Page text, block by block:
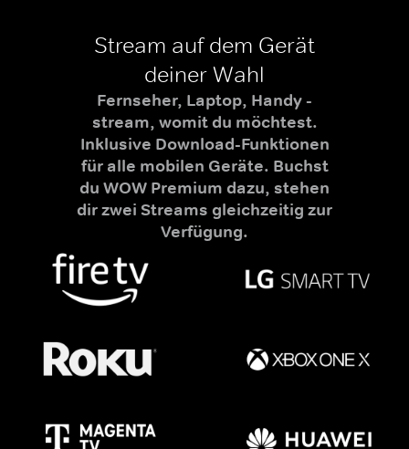
Stream auf dem Gerät
deiner Wahl
Fernseher, Laptop, Handy -
stream, womit du möchtest.
Inklusive Download-Funktionen
für alle mobilen Geräte. Buchst
du WOW Premium dazu, stehen
dir zwei Streams gleichzeitig zur
Verfügung.